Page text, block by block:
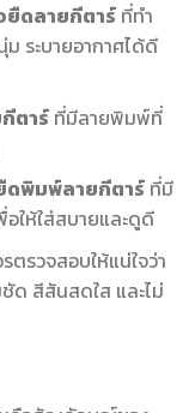
ยืดลายกีตาร์ที่ทำ
ระบายอากาศได้ดี
ตาร์ที่มีลายพิมพ์ที่
ดพิมพ์ลายกีตาร์ที่มี
ให้ใส่สบายและดูดี
ตรวจสอบให้แน่ใจว่า
ด สีสันสดใส และไม่